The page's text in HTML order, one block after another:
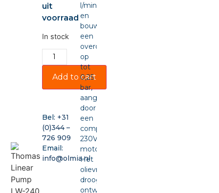
uit
voorraad
In stock
Add to cart
Bel: +31
(0)344 –
726 909
Email:
info@olmia.nl
l/min
en
bouwt
een
overdruk
op
tot
0,25
bar,
aangedreven
door
een
compacte
230VAC-
motor.
Het
olievrije,
drooglopende
ontwerp